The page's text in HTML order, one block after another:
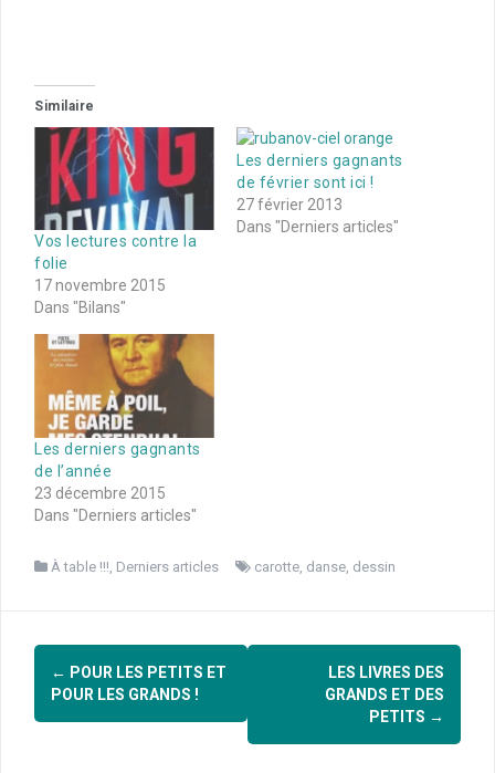
Similaire
Vos lectures contre la
folie
17 novembre 2015
Dans "Bilans"
Les derniers gagnants
de février sont ici !
27 février 2013
Dans "Derniers articles"
Les derniers gagnants
de l’année
23 décembre 2015
Dans "Derniers articles"
À table !!! Derniers articles carotte danse dessin
Navigation
d'article
← POUR LES PETITS ET
POUR LES GRANDS !
LES LIVRES DES
GRANDS ET DES
PETITS →